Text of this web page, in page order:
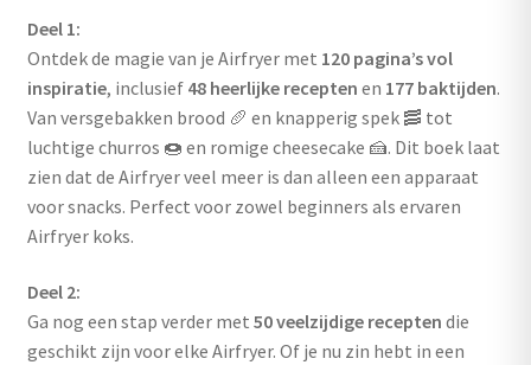
Deel 1:
Ontdek de magie van je Airfryer met 120 pagina’s vol
inspiratie, inclusief 48 heerlijke recepten en 177 baktijden.
Van versgebakken brood 🥖 en knapperig spek 🥓 tot
luchtige churros 🍩 en romige cheesecake 🍰. Dit boek laat
zien dat de Airfryer veel meer is dan alleen een apparaat
voor snacks. Perfect voor zowel beginners als ervaren
Airfryer koks.
Deel 2:
Ga nog een stap verder met 50 veelzijdige recepten die
geschikt zijn voor elke Airfryer. Of je nu zin hebt in een